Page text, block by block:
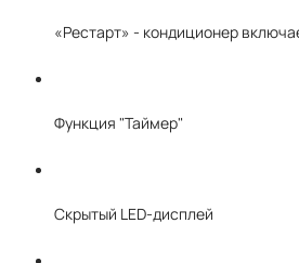
«Рестарт» - кондиционер
Функция "Таймер"
Скрытый LED-дисплей